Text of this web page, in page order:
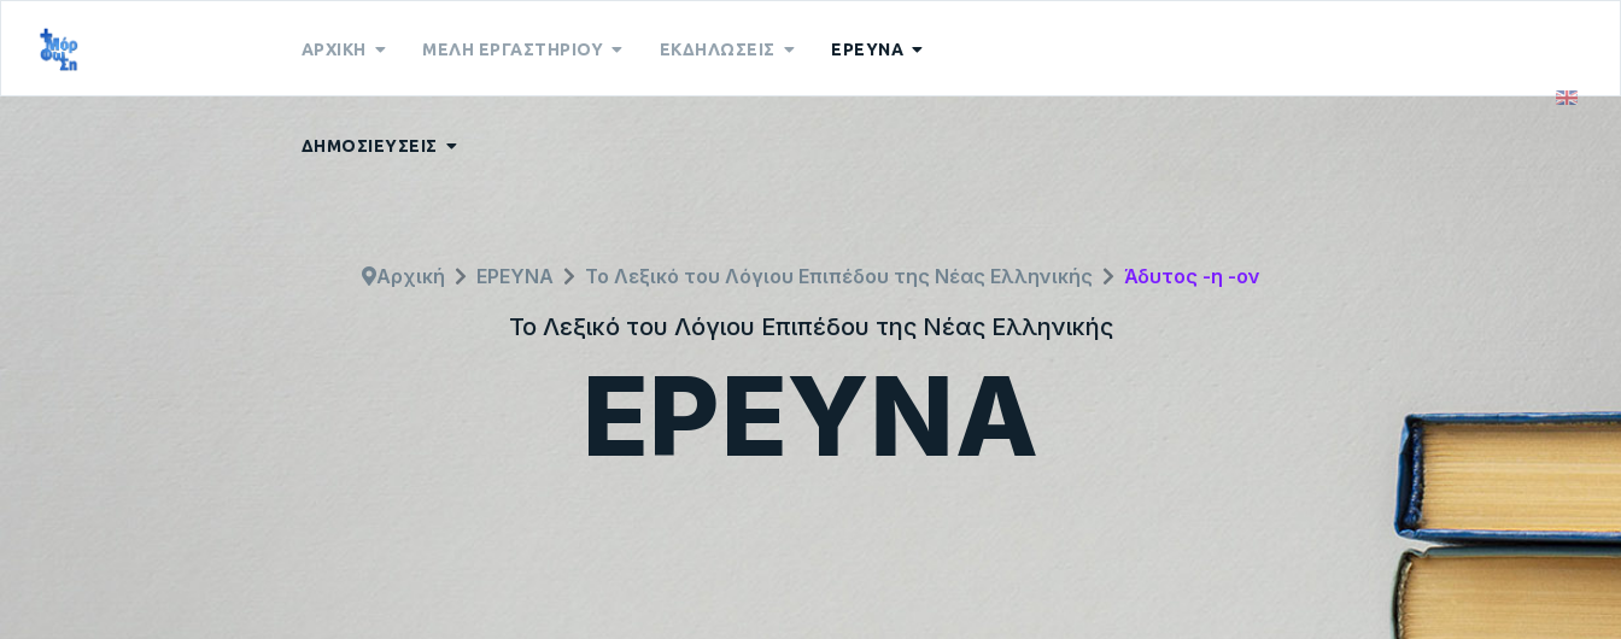
ΑΡΧΙΚΗ ΜΕΛΗ ΕΡΓΑΣΤΗΡΙΟΥ ΕΚΔΗΛΩΣΕΙΣ ΕΡΕΥΝΑ
ΔΗΜΟΣΙΕΥΣΕΙΣ
ΕΡΕΥΝΑ
Το Λεξικό του Λόγιου Επιπέδου της Νέας Ελληνικής
Αρχική ΕΡΕΥΝΑ Το Λεξικό του Λόγιου Επιπέδου της Νέας Ελληνικής Άδυτος -η -ον